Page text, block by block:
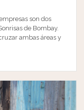
son dos
de Bombay.
ambas áreas y